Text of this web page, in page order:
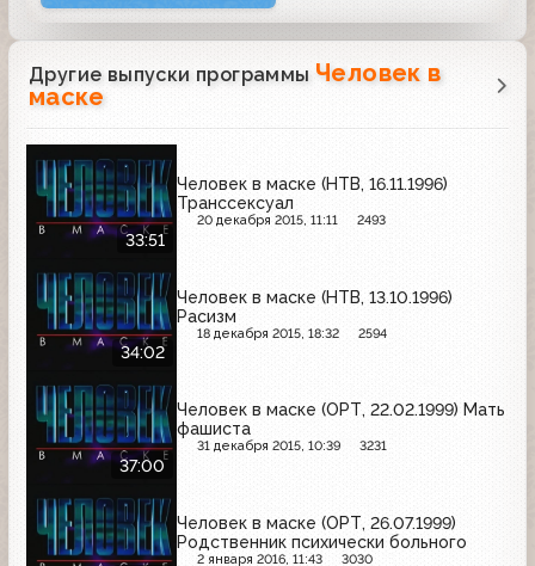
Другие выпуски программы Человек в
маске
33:51
Человек в маске (НТВ, 16.11.1996)
Транссексуал
20 декабря 2015, 11:11 2493
34:02
Человек в маске (НТВ, 13.10.1996)
Расизм
18 декабря 2015, 18:32 2594
37:00
Человек в маске (ОРТ, 22.02.1999) Мать
фашиста
31 декабря 2015, 10:39 3231
Человек в маске (ОРТ, 26.07.1999)
Родственник психически больного
2 января 2016, 11:43 3030